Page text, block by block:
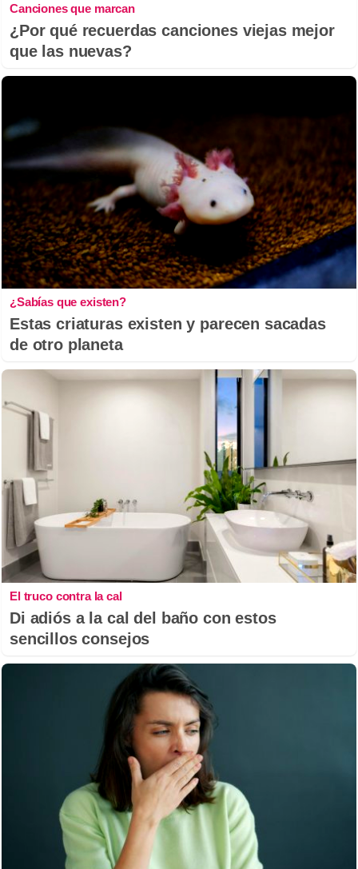
Canciones que marcan
¿Por qué recuerdas canciones viejas mejor
que las nuevas?
¿Sabías que existen?
Estas criaturas existen y parecen sacadas
de otro planeta
El truco contra la cal
Di adiós a la cal del baño con estos
sencillos consejos